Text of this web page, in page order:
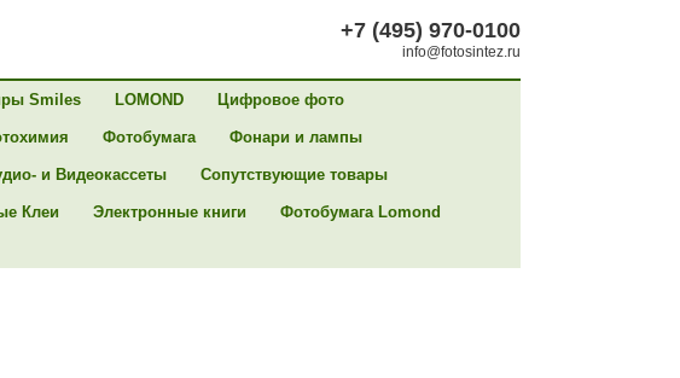
+7 (495) 970-0100
info@fotosintez.ru
Smiles LOMOND Цифровое фото
Фотобумага Фонари и лампы
и Видеокассеты Сопутствующие товары
Клеи Электронные книги Фотобумага Lomond